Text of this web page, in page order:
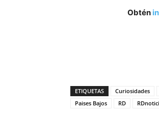
Obtén
ETIQUETAS Curiosidades
Paises Bajos
RD